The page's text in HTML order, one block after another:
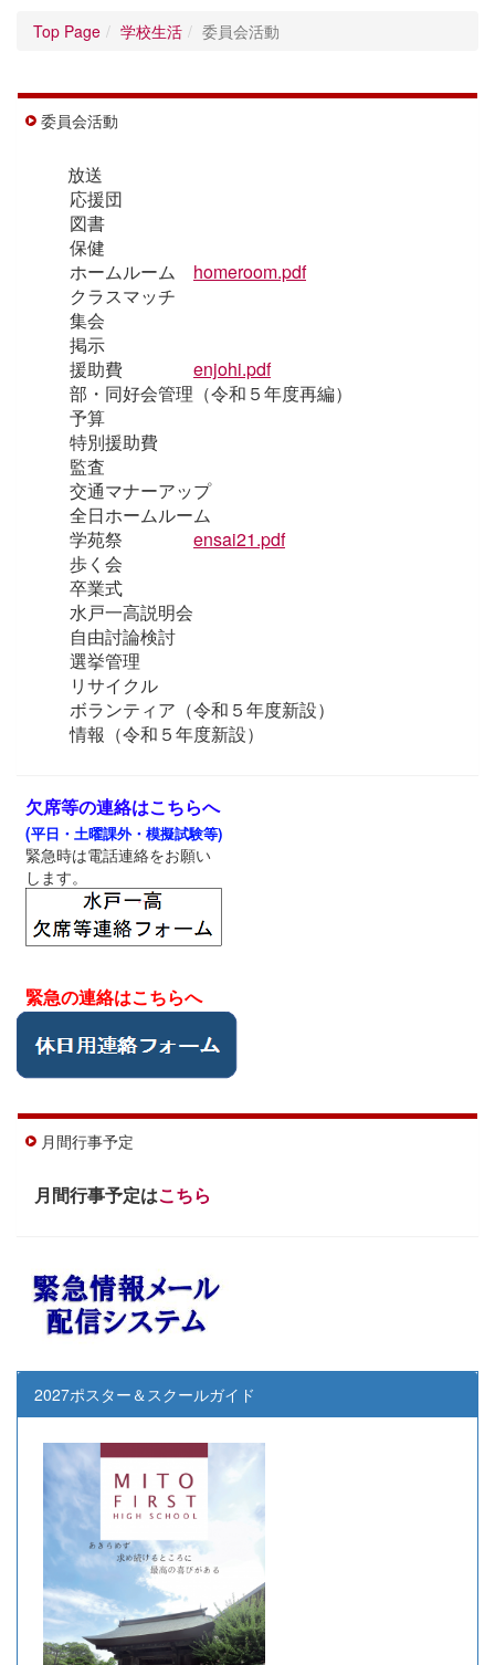
Top Page 学校生活 委員会活動
委員会活動
放送
応援団
図書
保健
ホームルーム homeroom.pdf
クラスマッチ
集会
掲示
援助費 enjohi.pdf
部・同好会管理（令和５年度再編）
予算
特別援助費
監査
交通マナーアップ
全日ホームルーム
学苑祭 ensai21.pdf
歩く会
卒業式
水戸一高説明会
自由討論検討
選挙管理
リサイクル
ボランティア（令和５年度新設）
情報（令和５年度新設）
欠席等の連絡はこちらへ
(平日・土曜課外・模擬試験等)
緊急時は電話連絡をお願い
します。
緊急の連絡はこちらへ
月間行事予定
月間行事予定はこちら
2027ポスター＆スクールガイド